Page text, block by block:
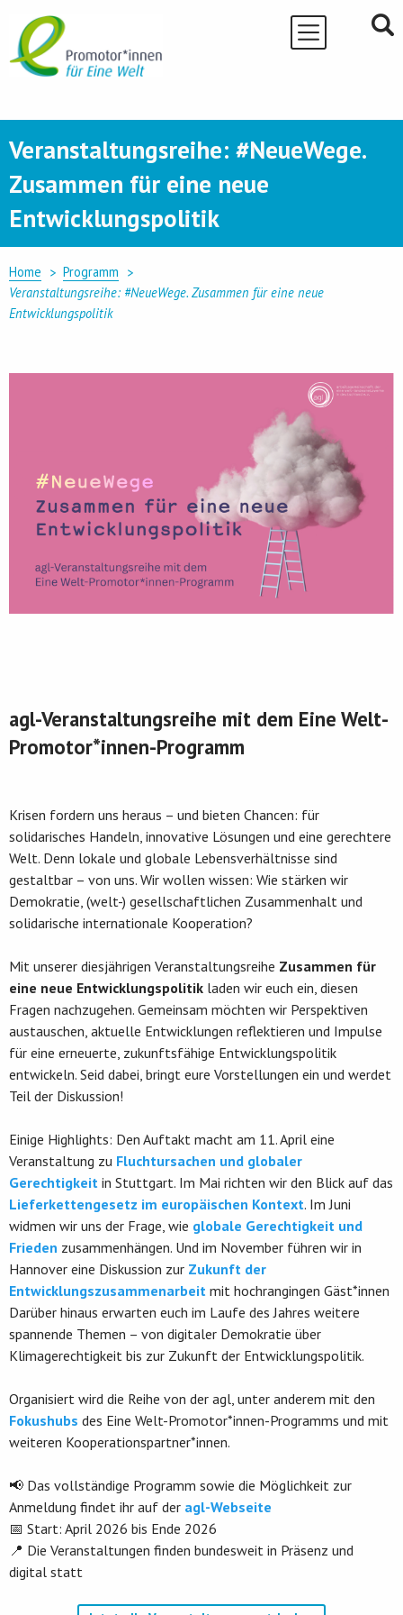
content
Veranstaltungsreihe: #NeueWege.
Zusammen für eine neue
Entwicklungspolitik
Home
Programm
Veranstaltungsreihe: #NeueWege. Zusammen für eine neue
Entwicklungspolitik
agl-Veranstaltungsreihe mit dem Eine Welt-
Promotor*innen-Programm
Krisen fordern uns heraus – und bieten Chancen: für
solidarisches Handeln, innovative Lösungen und eine gerechtere
Welt. Denn lokale und globale Lebensverhältnisse sind
gestaltbar – von uns. Wir wollen wissen: Wie stärken wir
Demokratie, (welt-) gesellschaftlichen Zusammenhalt und
solidarische internationale Kooperation?
Mit unserer diesjährigen Veranstaltungsreihe Zusammen für
eine neue Entwicklungspolitik laden wir euch ein, diesen
Fragen nachzugehen. Gemeinsam möchten wir Perspektiven
austauschen, aktuelle Entwicklungen reflektieren und Impulse
für eine erneuerte, zukunftsfähige Entwicklungspolitik
entwickeln. Seid dabei, bringt eure Vorstellungen ein und werdet
Teil der Diskussion!
Einige Highlights: Den Auftakt macht am 11. April eine
Veranstaltung zu Fluchtursachen und globaler
Gerechtigkeit in Stuttgart. Im Mai richten wir den Blick auf das
Lieferkettengesetz im europäischen Kontext. Im Juni
widmen wir uns der Frage, wie globale Gerechtigkeit und
Frieden zusammenhängen. Und im November führen wir in
Hannover eine Diskussion zur Zukunft der
Entwicklungszusammenarbeit mit hochrangingen Gäst*innen
Darüber hinaus erwarten euch im Laufe des Jahres weitere
spannende Themen – von digitaler Demokratie über
Klimagerechtigkeit bis zur Zukunft der Entwicklungspolitik.
Organisiert wird die Reihe von der agl, unter anderem mit den
Fokushubs des Eine Welt-Promotor*innen-Programms und mit
weiteren Kooperationspartner*innen.
📢 Das vollständige Programm sowie die Möglichkeit zur
Anmeldung findet ihr auf der agl-Webseite
📅 Start: April 2026 bis Ende 2026
📍 Die Veranstaltungen finden bundesweit in Präsenz und
digital statt